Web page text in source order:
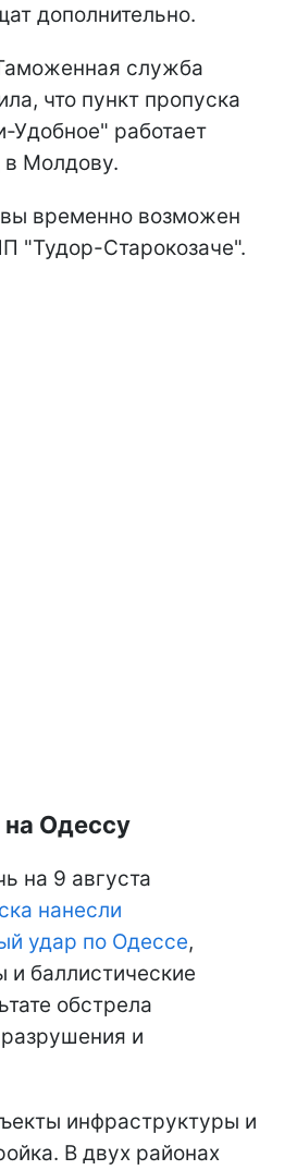
дополнительно.
служба
что пункт пропуска
работает
в Молдову.
временно возможен
"Тудор-Старокозаче".
на Одессу
на 9 августа
нанесли
удар по Одессе,
баллистические
обстрела
и
инфраструктуры и
В двух районах